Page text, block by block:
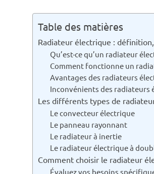
Table des matières
Radiateur électrique :
Qu’est-ce qu’un radiateur
Comment fonctionne un
Avantages des radiateurs
Inconvénients des radiateurs
Les différents types de
Le convecteur électrique
Le panneau rayonnant
Le radiateur à inertie
Le radiateur électrique à
Comment choisir le radiateur
Évaluez vos besoins